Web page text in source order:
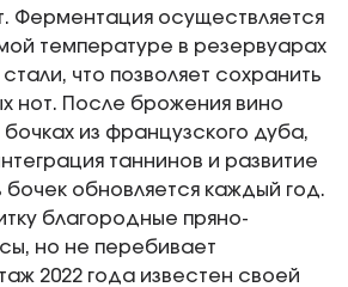
Ферментация осуществляется
температуре в резервуарах
что позволяет сохранить
нот. После брожения вино
из французского дуба,
таннинов и развитие
бочек обновляется каждый год.
благородные пряно-
но не перебивает
2022 года известен своей